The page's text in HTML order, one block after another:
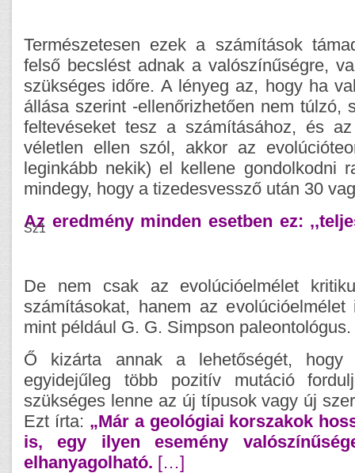
Természetesen ezek a számítások
felső becslést adnak a valószínűségre,
szükséges időre. A lényeg az, hogy ha
állása szerint -ellenőrizhetően nem túlzó,
feltevéseket tesz a számításához, és
véletlen ellen szól, akkor az
leginkább nekik) el kellene gondolkodni
mindegy, hogy a tizedesvessző után 30
Az eredmény minden esetben ez:
Sz1
De nem csak az evolúcióelmélet
számításokat, hanem az
mint például G. G. Simpson paleontológus.
Ő kizárta annak a lehetőségét, hogy
egyidejűleg több pozitív mutáció
szükséges lenne az új típusok vagy új
Ezt írta: „Már a geológiai korszakok
is, egy ilyen esemény
elhanyagolható. […]